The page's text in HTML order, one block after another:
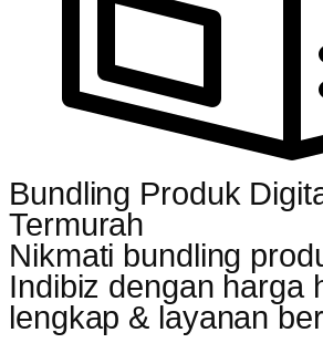
Bundling Produk
Termurah
Nikmati bundling
Indibiz dengan harga
lengkap & layanan